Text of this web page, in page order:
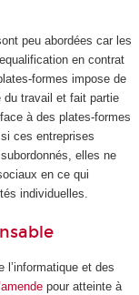
peu abordées car les
en contrat
formes impose de
du travail et fait partie
à des plates-formes
ces entreprises
elles ne
en ce qui
individuelles.
l’informatique et des
pour atteinte à